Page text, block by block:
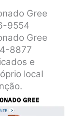
Gree
9554
Gree
8877
e
local